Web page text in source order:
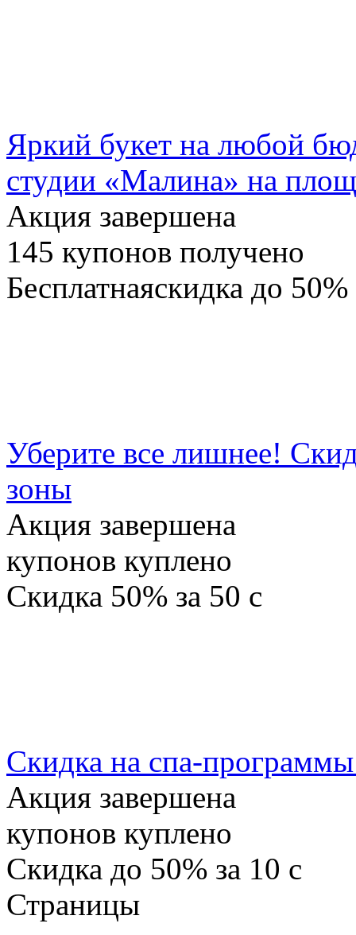
Яркий букет на любой
студии «Малина» на
Акция завершена
145 купонов получено
Бесплатнаяскидка до 50%
Уберите все лишнее!
зоны
Акция завершена
купонов куплено
Скидка 50% за 50 c
Скидка на спа-
Акция завершена
купонов куплено
Скидка до 50% за 10 c
Страницы